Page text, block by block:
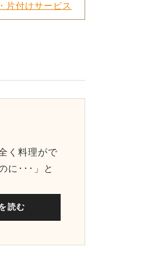
片付けサービス
く料理がで
に･･･」と
読む